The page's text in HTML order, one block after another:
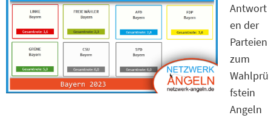
Antwort
en der
Parteien
zum
Wahlprü
fstein
Angeln